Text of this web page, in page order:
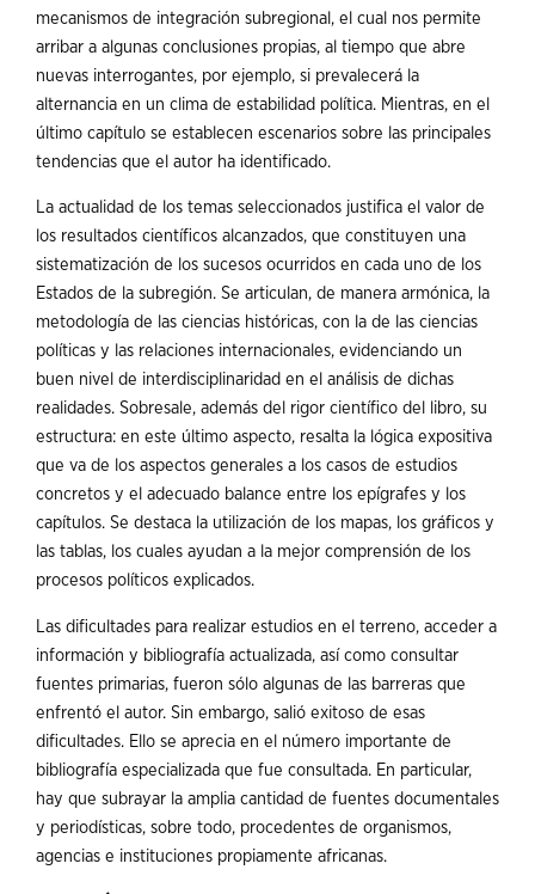
mecanismos de integración subregional, el cual nos permite
arribar a algunas conclusiones propias, al tiempo que abre
nuevas interrogantes, por ejemplo, si prevalecerá la
alternancia en un clima de estabilidad política. Mientras, en el
último capítulo se establecen escenarios sobre las principales
tendencias que el autor ha identificado.
La actualidad de los temas seleccionados justifica el valor de
los resultados científicos alcanzados, que constituyen una
sistematización de los sucesos ocurridos en cada uno de los
Estados de la subregión. Se articulan, de manera armónica, la
metodología de las ciencias históricas, con la de las ciencias
políticas y las relaciones internacionales, evidenciando un
buen nivel de interdisciplinaridad en el análisis de dichas
realidades. Sobresale, además del rigor científico del libro, su
estructura: en este último aspecto, resalta la lógica expositiva
que va de los aspectos generales a los casos de estudios
concretos y el adecuado balance entre los epígrafes y los
capítulos. Se destaca la utilización de los mapas, los gráficos y
las tablas, los cuales ayudan a la mejor comprensión de los
procesos políticos explicados.
Las dificultades para realizar estudios en el terreno, acceder a
información y bibliografía actualizada, así como consultar
fuentes primarias, fueron sólo algunas de las barreras que
enfrentó el autor. Sin embargo, salió exitoso de esas
dificultades. Ello se aprecia en el número importante de
bibliografía especializada que fue consultada. En particular,
hay que subrayar la amplia cantidad de fuentes documentales
y periodísticas, sobre todo, procedentes de organismos,
agencias e instituciones propiamente africanas.